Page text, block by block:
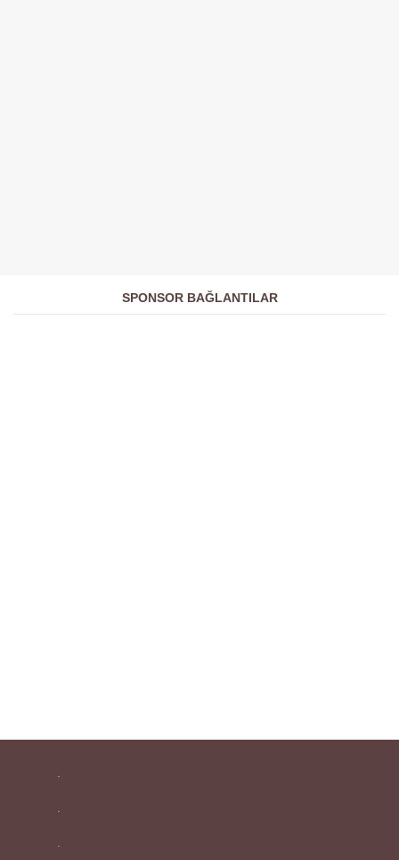
SPONSOR BAĞLANTILAR